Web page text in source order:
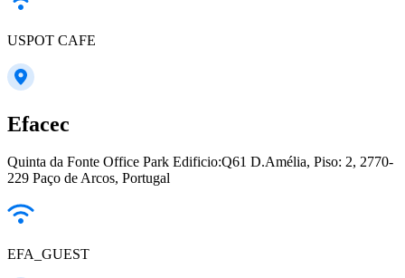
USPOT CAFE
Efacec
Quinta da Fonte Office Park Edificio:Q61 D.Amélia, Piso: 2, 2770-
229 Paço de Arcos, Portugal
EFA_GUEST